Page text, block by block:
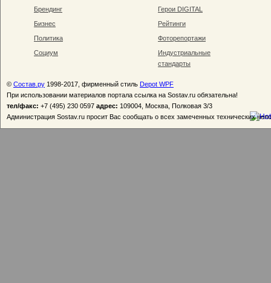
Брендинг
Бизнес
Политика
Социум
Герои DIGITAL
Рейтинги
Фоторепортажи
Индустриальные
стандарты
© Состав.ру 1998-2017, фирменный стиль Depot WPF
При использовании материалов портала ссылка на Sostav.ru обязательна!
тел/факс: +7 (495) 230 0597 адрес: 109004, Москва, Полковая 3/3
Администрация Sostav.ru просит Вас сообщать о всех замеченных технических